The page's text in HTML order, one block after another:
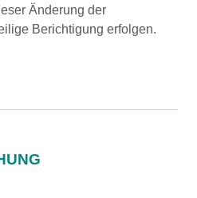
Änderung der
Berichtigung erfolgen.